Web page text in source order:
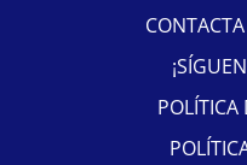
POLÍTICA